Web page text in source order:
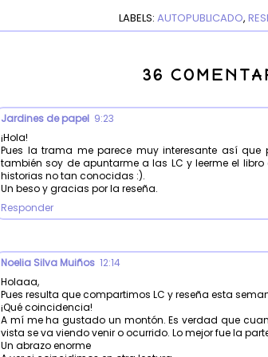
LABELS: AUTOPUBLICADO,
36
Jardines de papel 9:23
¡Hola!
Pues la trama me parece muy interesante así que
también soy de apuntarme a las LC y leerme el
historias no tan conocidas :).
Un beso y gracias por la reseña.
Responder
Noelia Silva Muiños 12:14
Holaaa,
Pues resulta que compartimos LC y reseña esta
¡Qué coincidencia!
A mí me ha gustado un montón. Es verdad que
vista se va viendo venir o ocurrido. Lo mejor fue la
Un abrazo enorme